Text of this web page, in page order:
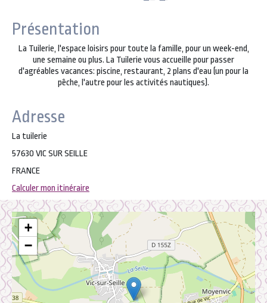
Présentation
La Tuilerie, l'espace loisirs pour toute la famille, pour un week-end,
une semaine ou plus. La Tuilerie vous accueille pour passer
d'agréables vacances: piscine, restaurant, 2 plans d'eau (un pour la
pêche, l'autre pour les activités nautiques).
Adresse
La tuilerie
57630 VIC SUR SEILLE
FRANCE
Calculer mon itinéraire
+
−